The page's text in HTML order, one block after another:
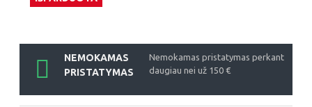
NEMOKAMAS
PRISTATYMAS
Nemokamas pristatymas perkant
daugiau nei už 150 €